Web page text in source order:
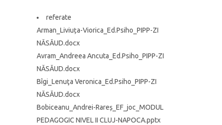
referate
Arman_Liviuța-Viorica_Ed.Psiho_PIPP-ZI
NĂSĂUD.docx
Avram_Andreea Ancuta_Ed.Psiho_PIPP-ZI
NĂSĂUD.docx
Bîgi_Lenuţa Veronica_Ed.Psiho_PIPP-ZI
NĂSĂUD.docx
Bobiceanu_Andrei-Rareș_EF_joc_MODUL
PEDAGOGIC NIVEL II CLUJ-NAPOCA.pptx